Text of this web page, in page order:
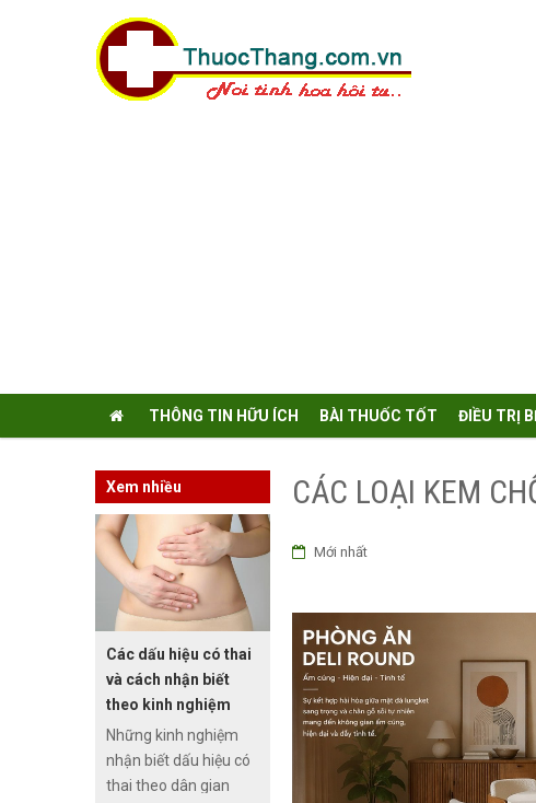
THÔNG TIN HỮU ÍCH BÀI THUỐC TỐT ĐIỀU TRỊ
CÁC LOẠI KEM
Mới nhất
Xem nhiều
Các dấu hiệu có thai
và cách nhận biết
theo kinh nghiệm
dân gian
Những kinh nghiệm
nhận biết dấu hiệu có
thai theo dân gian